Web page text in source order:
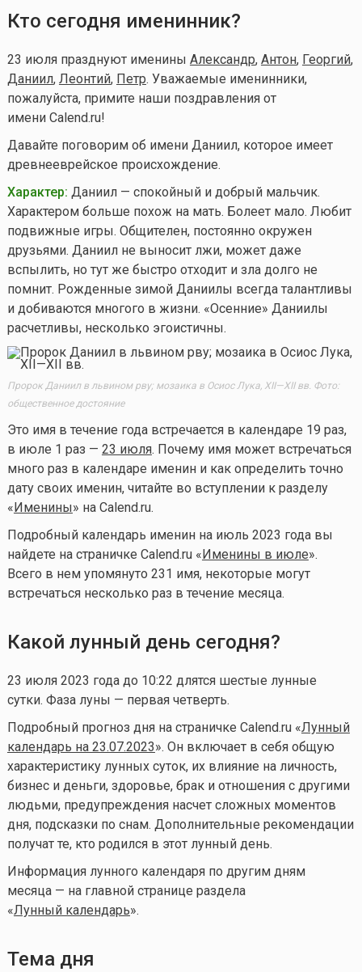
Кто сегодня именинник?
23 июля празднуют именины Александр, Антон, Георгий,
Даниил, Леонтий, Петр. Уважаемые именинники,
пожалуйста, примите наши поздравления от
имени Calend.ru!
Давайте поговорим об имени Даниил, которое имеет
древнееврейское происхождение.
Характер: Даниил — спокойный и добрый мальчик.
Характером больше похож на мать. Болеет мало. Любит
подвижные игры. Общителен, постоянно окружен
друзьями. Даниил не выносит лжи, может даже
вспылить, но тут же быстро отходит и зла долго не
помнит. Рожденные зимой Даниилы всегда талантливы
и добиваются многого в жизни. «Осенние» Даниилы
расчетливы, несколько эгоистичны.
Пророк Даниил в львином рву; мозаика в Осиос Лука, XII—XII вв. Фото:
общественное достояние
Это имя в течение года встречается в календаре 19 раз,
в июле 1 раз — 23 июля. Почему имя может встречаться
много раз в календаре именин и как определить точно
дату своих именин, читайте во вступлении к разделу
« Именины» на Calend.ru.
Подробный календарь именин на июль 2023 года вы
найдете на страничке Calend.ru « Именины в июле».
Всего в нем упомянуто 231 имя, некоторые могут
встречаться несколько раз в течение месяца.
Какой лунный день сегодня?
23 июля 2023 года до 10:22 длятся шестые лунные
сутки. Фаза луны — первая четверть.
Подробный прогноз дня на страничке Calend.ru «Лунный
календарь на 23.07.2023». Он включает в себя общую
характеристику лунных суток, их влияние на личность,
бизнес и деньги, здоровье, брак и отношения с другими
людьми, предупреждения насчет сложных моментов
дня, подсказки по снам. Дополнительные рекомендации
получат те, кто родился в этот лунный день.
Информация лунного календаря по другим дням
месяца — на главной странице раздела
«Лунный календарь».
Тема дня